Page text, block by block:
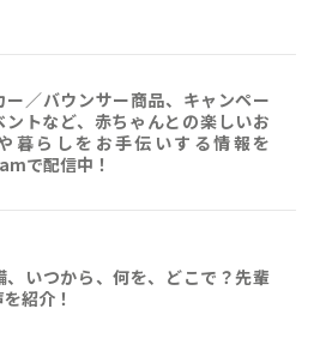
ー／バウンサー商品、キャンペー
ントなど、赤ちゃんとの楽しいお
暮らしをお手伝いする情報を
で配信中！
、いつから、何を、どこで？先輩
紹介！